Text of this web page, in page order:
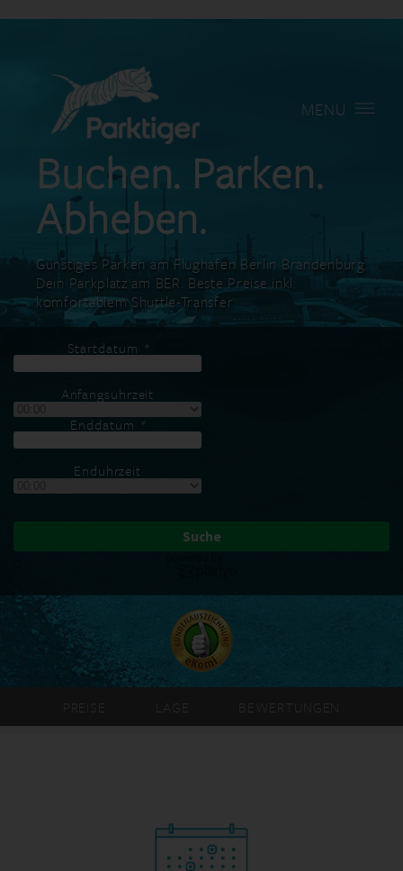
MENU
Buchen. Parken.
Abheben.
Günstiges Parken am Flughafen Berlin Brandenburg.
Dein Parkplatz am BER. Beste Preise inkl.
komfortablem Shuttle-Transfer
Startdatum *
Anfangsuhrzeit
Enddatum *
Enduhrzeit
PREISE LAGE
BEWERTUNGEN